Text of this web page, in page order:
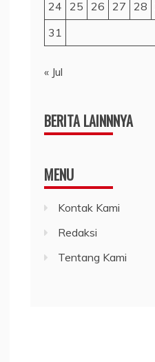
24
25 26 27 28
31
« Jul
BERITA LAINNNYA
MENU
Kontak Kami
Redaksi
Tentang Kami